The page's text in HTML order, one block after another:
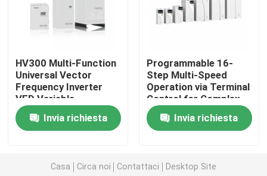
Convertitore di frequenza variabile
Invertitore di frequenza di vettore
Invertitore di frequenza di VFD
HV300 Multi-Function
Universal Vector
Frequency Inverter
VFD Variable
Frequency Drive AC
Drive Invia richiesta
Programmable 16-
Step Multi-Speed
Operation via Terminal
Control for Complex
Sequences
Invia richiesta
Casa Circa noi Contattaci
Desktop Site